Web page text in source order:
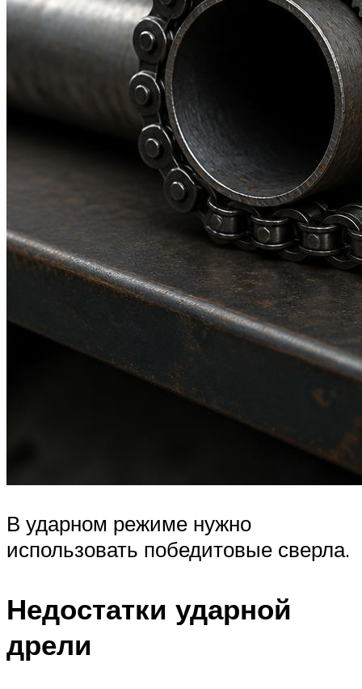
В ударном режиме нужно
использовать победитовые сверла.
Недостатки ударной
дрели